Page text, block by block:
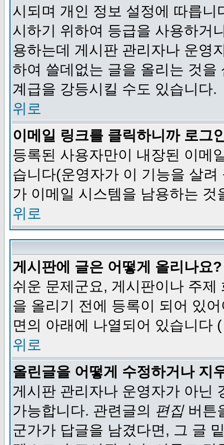
시되며 개인 정보 설정에 따릅
시하기 위하여 등급을 사용하거
용하는데 게시판 관리자나 운영
하여 쓸데없는 글을 올리는 것
계급을 강등시킬 수도 있습니다.
위로
이메일 링크를 클릭하니까 로그
등록된 사용자만이 내장된 이메
습니다(운영자가 이 기능을 살
가 이메일 시스템을 남용하는 것
위로
게시판에 글은 어떻게 올리나요?
쉬운 문제군요, 게시판이나 주
을 올리기 전에 등록이 되어 있
면의 아래에 나열되어 있습니다 (
위로
올린글을 어떻게 수정하거나 지
게시판 관리자나 운영자가 아닌
가능합니다. 관련글의 편집버튼
군가가 답글을 남겼다면, 그 글